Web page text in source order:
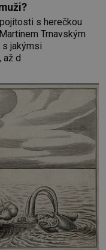
s herečkou
Trnavským
s jakýmsi
až d